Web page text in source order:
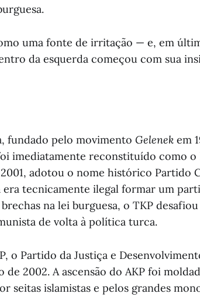
uma fonte de irritação — e, em
da esquerda começou com sua
fundado pelo movimento Gelenek em
imediatamente reconstituído como o
adotou o nome histórico Partido
era tecnicamente ilegal formar um
na lei burguesa, o TKP desafiou
de volta à política turca.
o Partido da Justiça e
2002. A ascensão do AKP foi
seitas islamistas e pelos grandes